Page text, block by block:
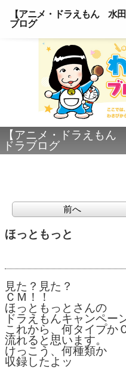
【アニメ・ドラえもん 水
ブログ
【アニメ・ドラえも
ドラブログ
前へ
ほっともっと
見た？見た？
ＣＭ！！
ほっともっとさんの
ドラえもんキャンペー
これから、何タイプか
流れると思います。
けっこう、何種類か
収録したよッ